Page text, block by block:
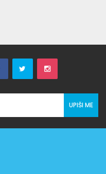
UPIŠI ME